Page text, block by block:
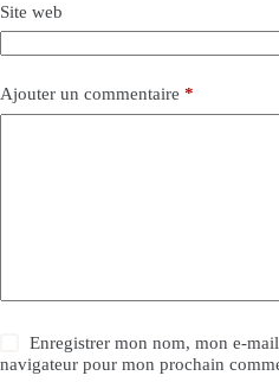
Site web
Ajouter un commentaire *
Enregistrer mon nom, mon e-
navigateur pour mon prochain